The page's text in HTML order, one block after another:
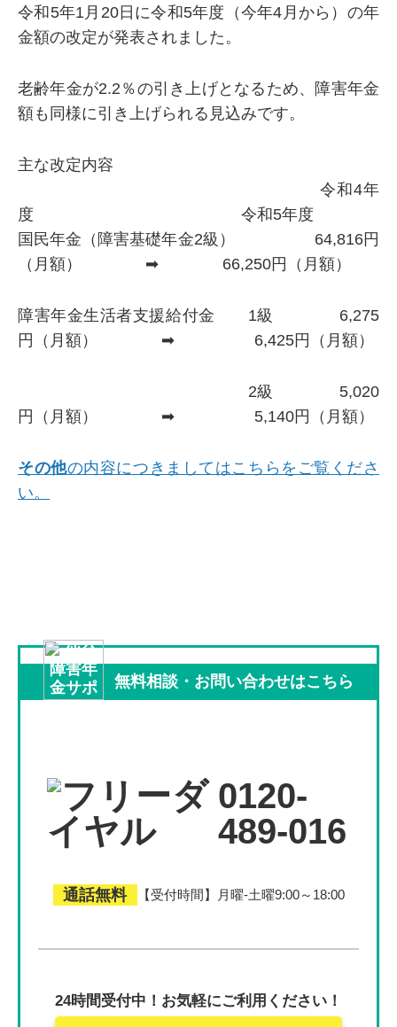
令和5年1月20日に令和5年度（今年4月から）の年
金額の改定が発表されました。
老齢年金が2.2％の引き上げとなるため、障害年金
額も同様に引き上げられる見込みです。
主な改定内容
令和4年
度 令和5年度
国民年金（障害基礎年金2級） 64,816円
（月額） ➡ 66,250円（月額）
障害年金生活者支援給付金 1級 6,275
円（月額） ➡ 6,425円（月額）
2級 5,020
円（月額） ➡ 5,140円（月額）
その他の内容につきましてはこちらをご覧くださ
い。
無料相談 ・ お問い合わせはこちら
0120-
489-016
通話無料 【受付時間】月曜-土曜9:00～18:00
24時間受付中！ お気軽にご利用ください！